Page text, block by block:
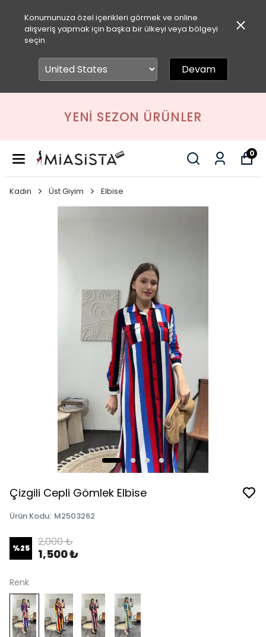
Konumunuza özel içerikleri görmek ve online
alışveriş yapmak için başka bir ülkeyi veya bölgeyi
seçin.
Devam
YENI SEZON ÜRÜNLER
0
Kadın Üst Giyim Elbise
Çizgili Cepli Gömlek Elbise
Ürün Kodu: M2503262
%25 2,000 ₺
1,500 ₺
Renk